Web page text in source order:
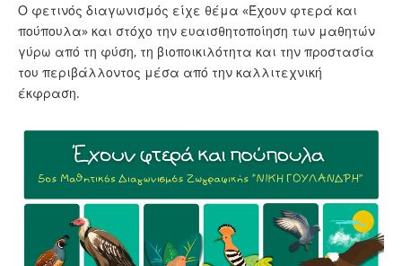
Ο φετινός διαγωνισμός είχε θέμα «Έχουν φτερά και
πούπουλα» και στόχο την ευαισθητοποίηση των μαθητών
γύρω από τη φύση, τη βιοποικιλότητα και την προστασία
του περιβάλλοντος μέσα από την καλλιτεχνική
έκφραση.